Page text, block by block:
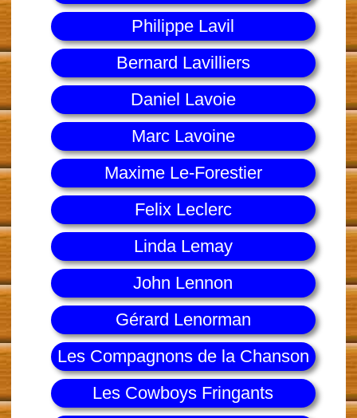
Philippe Lavil
Bernard Lavilliers
Daniel Lavoie
Marc Lavoine
Maxime Le-Forestier
Felix Leclerc
Linda Lemay
John Lennon
Gérard Lenorman
Les Compagnons de la Chanson
Les Cowboys Fringants